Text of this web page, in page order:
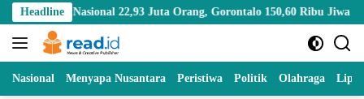
Skip
to
content
Headline
22,93 Juta Orang, Gorontalo 150,60 Ribu Jiwa
Nasional Menyapa Nusantara Peristiwa Politik Olahraga